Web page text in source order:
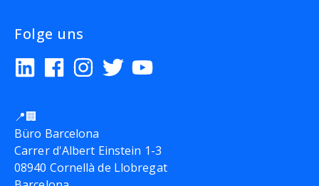
Folge uns
📍🏢
Büro Barcelona
Carrer d'Albert Einstein 1-3
08940 Cornellà de Llobregat